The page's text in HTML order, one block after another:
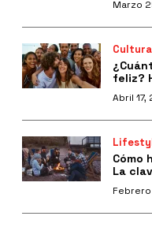
Marzo
Cultura
feliz?
Abril 17,
Cómo
La
Febrero